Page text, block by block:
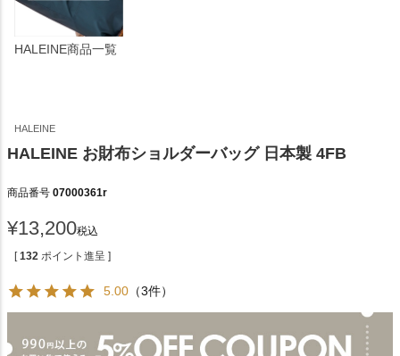
HALEINE商品一覧
HALEINE
HALEINE お財布ショルダーバッグ 日本製 4FB
商品番号 07000361r
¥13,200税込
[ 132 ポイント進呈 ]
5.00 （3件）